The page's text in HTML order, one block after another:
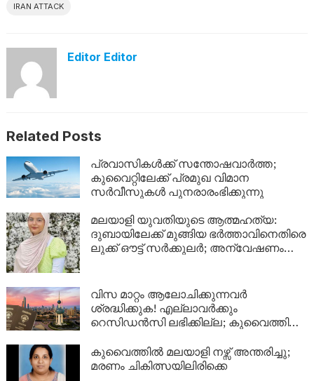
IRAN ATTACK
Editor Editor
Related Posts
പ്രവാസികൾക്ക് സന്തോഷവാർത്ത;
കുവൈറ്റിലേക്ക് പ്രമുഖ വിമാന
സർവീസുകൾ പുനരാരംഭിക്കുന്നു
മലയാളി യുവതിയുടെ ആത്മഹത്യ:
ദുബായിലേക്ക് മുങ്ങിയ ഭർത്താവിനെതിരെ
ലുക്ക് ഔട്ട് സർക്കുലർ; അന്വേഷണം
വിസ മാറ്റം ആലോചിക്കുന്നവർ
ശ്രദ്ധിക്കുക! എല്ലാവർക്കും
റെസിഡൻസി ലഭിക്കില്ല; കുവൈത്തിന്റെ
കുവൈത്തിൽ മലയാളി നഴ്സ് അന്തരിച്ചു;
മരണം ചികിത്സയിലിരിക്കെ